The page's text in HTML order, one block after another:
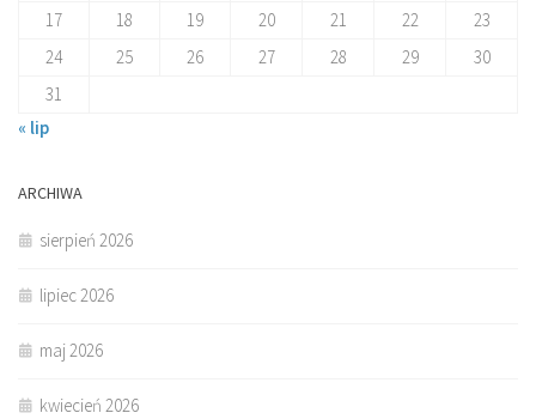
17
18 19 20 21 22
23
24
25 26 27 28 29
30
31
« lip
ARCHIWA
sierpień 2026
lipiec 2026
maj 2026
kwiecień 2026